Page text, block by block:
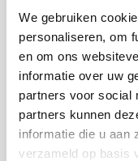
We gebruiken
personaliseren, om
en om ons
informatie over uw
partners voor social
partners kunnen
informatie die u aan
verzameld op basis
+31 23 205 2006
info@bruut.nl
Contact Formulier
Open tot 21:00
OPENINGSTIJDEN